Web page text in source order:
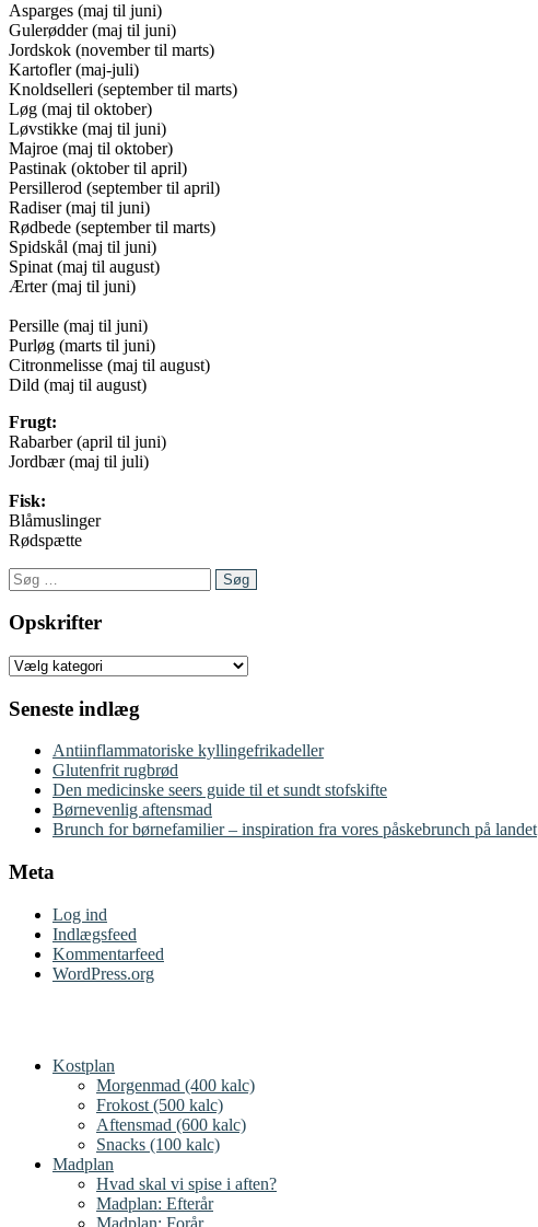
Asparges (maj til juni)
Gulerødder (maj til juni)
Jordskok (november til marts)
Kartofler (maj-juli)
Knoldselleri (september til marts)
Løg (maj til oktober)
Løvstikke (maj til juni)
Majroe (maj til oktober)
Pastinak (oktober til april)
Persillerod (september til april)
Radiser (maj til juni)
Rødbede (september til marts)
Spidskål (maj til juni)
Spinat (maj til august)
Ærter (maj til juni)
Persille (maj til juni)
Purløg (marts til juni)
Citronmelisse (maj til august)
Dild (maj til august)
Frugt:
Rabarber (april til juni)
Jordbær (maj til juli)
Fisk:
Blåmuslinger
Rødspætte
Søg
efter:
Opskrifter
Opskrifter
Seneste indlæg
Antiinflammatoriske kyllingefrikadeller
Glutenfrit rugbrød
Den medicinske seers guide til et sundt stofskifte
Børnevenlig aftensmad
Brunch for børnefamilier – inspiration fra vores påskebrunch på landet
Meta
Log ind
Indlægsfeed
Kommentarfeed
WordPress.org
Kostplan
Morgenmad (400 kalc)
Frokost (500 kalc)
Aftensmad (600 kalc)
Snacks (100 kalc)
Madplan
Hvad skal vi spise i aften?
Madplan: Efterår
Madplan: Forår